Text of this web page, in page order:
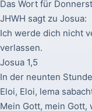
Das Wort für
JHWH sagt zu Josua:
Ich werde dich nicht
verlassen.
Josua 1,5
In der neunten
Eloi, Eloi, lema
Mein Gott, mein Gott,